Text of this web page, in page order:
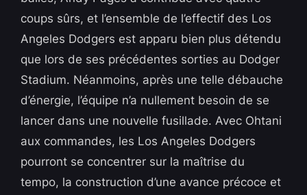
coups sûrs, et l’ensemble de l’effectif des Los
Angeles Dodgers est apparu bien plus détendu
que lors de ses précédentes sorties au Dodger
Stadium. Néanmoins, après une telle débauche
d’énergie, l’équipe n’a nullement besoin de se
lancer dans une nouvelle fusillade. Avec Ohtani
aux commandes, les Los Angeles Dodgers
pourront se concentrer sur la maîtrise du
tempo, la construction d’une avance précoce et